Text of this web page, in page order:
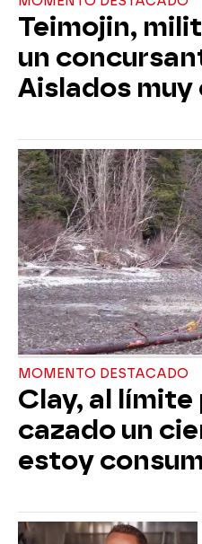
Teimojin,
un
Aislados
MOMENTO DESTACADO
Clay, al límite
cazado un
estoy